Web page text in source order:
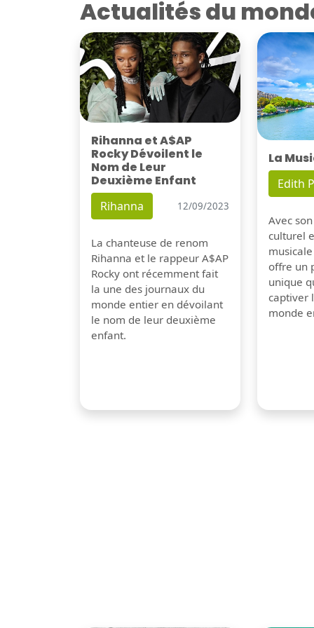
Actualités du
Rihanna et A$AP
Rocky Dévoilent le
Nom de Leur
Deuxième Enfant
Rihanna 12/09/2023
La chanteuse de renom
Rihanna et le rappeur A$AP
Rocky ont récemment fait
la une des journaux du
monde entier en dévoilant
le nom de leur deuxième
enfant.
La
Edith
Avec
culturel
offre un
unique
captiver
monde